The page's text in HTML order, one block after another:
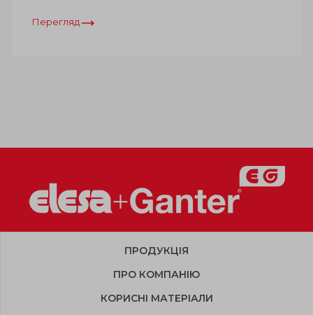
Перегляд
ПРОДУКЦІЯ
ПРО КОМПАНІЮ
КОРИСНІ МАТЕРІАЛИ